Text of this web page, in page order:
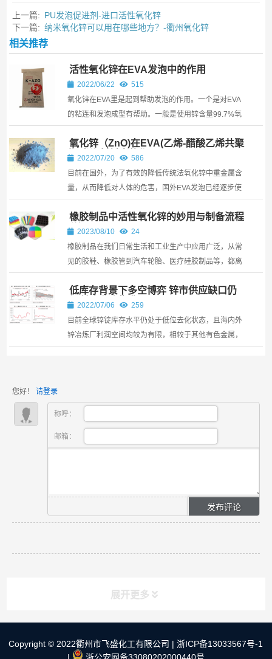
上一篇: PU发泡促进剂-进口活性氧化锌
下一篇: 纳米氧化锌可以用在哪些地方？-衢州氧化锌
相关推荐
活性氧化锌在EVA发泡中的作用
2022/06/22
515
氧化锌在EVA里是起到帮助发泡的作用。一个是对EVA
的粘连和发泡成型有帮助。一般是使用锌含量99.7%氧
锌。
氧化锌（ZnO)在EVA(乙烯-醋酸乙烯共聚
物)发泡材料中的作用
2022/07/20
586
目前在国外，为了有效的降低传统法氧化锌中重金属含
量，从而降低对人体的危害，国外EVA发泡已经逐步使
法生产氧化锌是以含锌物料为原料
橡胶制品中活性氧化锌的妙用与制备流程
详解2023/08/10
24
橡胶制品在我们日常生活和工业生产中应用广泛，从常
见的胶鞋、橡胶管到汽车轮胎、医疗硅胶制品等，都离
为一种重要的添加剂，对于改善橡胶性能、提高产品质
量具有举足轻重的作用。
低库存背景下多空博弈 锌市供应缺口仍
存-转自华泰期货
2022/07/06
259
目前全球锌锭库存水平仍处于低位去化状态，且海内外
锌冶炼厂利润空间均较为有限，相较于其他有色金属，
您好！ 请登录
称呼：
邮箱：
展开更多
快速导航 NAV
Copyright © 2022衢州市飞盛化工有限公司 | 浙ICP备13033567号-1